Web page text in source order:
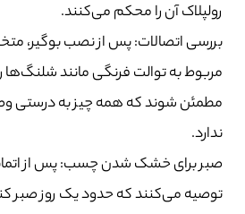
رولپلاک آن را محکم می‌کنند.
بررسی اتصالات: پس از نصب بوگیر،
مربوط به توالت فرنگی مانند شلنگ‌ها
مطمئن شوند که همه چیز به درستی
ندارد.
صبر برای خشک شدن چسب: پس از
توصیه می‌کنند که حدود یک روز صبر